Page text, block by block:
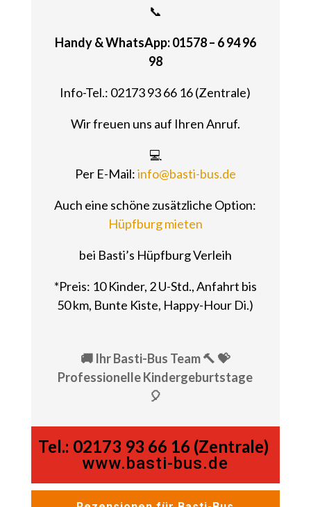
📞
Handy & WhatsApp: 01578 – 6 94 96
98
Info-Tel.: 02173 93 66 16 (Zentrale)
Wir freuen uns auf Ihren Anruf.
💻
Per E-Mail:info@basti-bus.de
Auch eine schöne zusätzliche Option:
Hüpfburg mieten
bei Basti’s Hüpfburg Verleih
*Preis: 10 Kinder, 2 U-Std., Anfahrt bis
50 km, Bunte Kiste, Happy-Hour Di.)
🚚 Ihr Basti-Bus Team 🔨 💝
Professionelle Kindergeburtstage
🎈
Tel.: 02173 93 66 16 (Zentrale)
www.basti-bus.de